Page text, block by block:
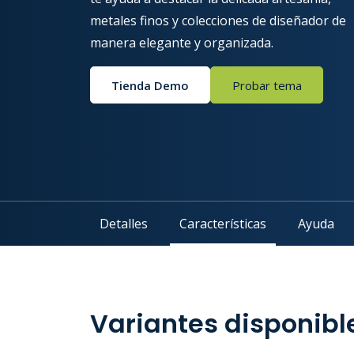
metales finos y colecciones de diseñador de
manera elegante y organizada.
Tienda Demo Probar tema
Detalles Características Ayuda
Variantes